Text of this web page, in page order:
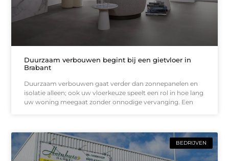
Duurzaam verbouwen begint bij een gietvloer in
Brabant
Duurzaam verbouwen gaat verder dan zonnepanelen en
isolatie alleen; ook uw vloerkeuze speelt een rol in hoe lang
uw woning meegaat zonder onnodige vervanging. Een
BEDRIJVEN